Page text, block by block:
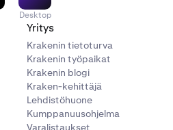
Desktop
Yritys
Krakenin tietoturva
Krakenin työpaikat
Krakenin blogi
Kraken-kehittäjä
Lehdistöhuone
Kumppanuusohjelma
Varalistaukset